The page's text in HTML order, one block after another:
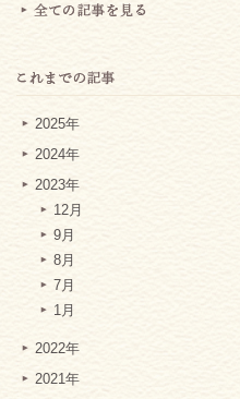
2025年
2024年
2023年
12月
9月
8月
7月
1月
2022年
2021年